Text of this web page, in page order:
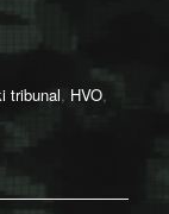
ratne snimke
tribunal, HVO,